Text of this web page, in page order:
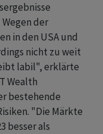
der
in den USA und
nicht zu weit
labil", erklärte
Wealth
bestehende
"Die Märkte
besser als